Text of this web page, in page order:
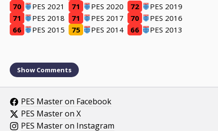
70
PES 2021 71 PES 2020 72
PES 2019
71
PES 2018 71 PES 2017 70
PES 2016
66
PES 2015 75 PES 2014 66 PES 2013
Show Comments
PES Master on Facebook
PES Master on X
PES Master on Instagram